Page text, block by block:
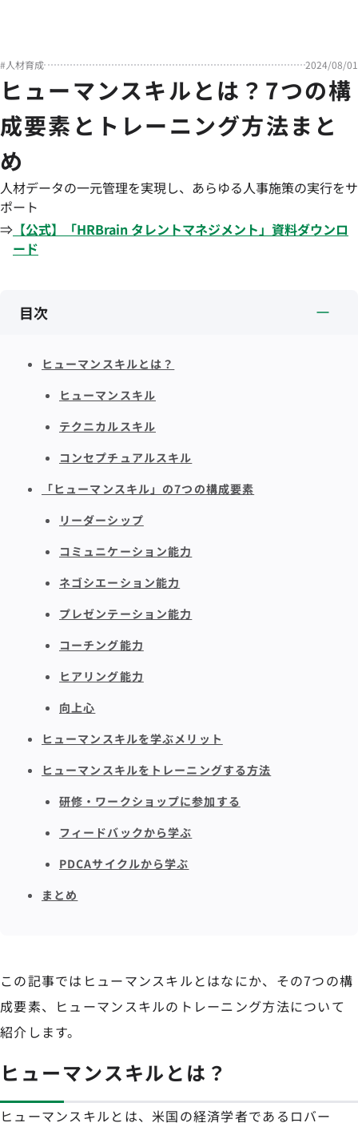
#人材育成 2024/08/01
ヒューマンスキルとは？7つの構
成要素とトレーニング方法まと
め
人材データの一元管理を実現し、あらゆる人事施策の実行をサ
ポート
⇒ 【公式】「HRBrain タレントマネジメント」資料ダウンロ
ード
目次
ヒューマンスキルとは？
ヒューマンスキル
テクニカルスキル
コンセプチュアルスキル
「ヒューマンスキル」の7つの構成要素
リーダーシップ
コミュニケーション能力
ネゴシエーション能力
プレゼンテーション能力
コーチング能力
ヒアリング能力
向上心
ヒューマンスキルを学ぶメリット
ヒューマンスキルをトレーニングする方法
研修・ワークショップに参加する
フィードバックから学ぶ
PDCAサイクルから学ぶ
まとめ
この記事ではヒューマンスキルとはなにか、その7つの構
成要素、ヒューマンスキルのトレーニング方法について
紹介します。
ヒューマンスキルとは？
ヒューマンスキルとは、米国の経済学者であるロバー